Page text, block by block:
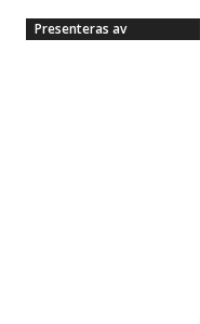
Presenteras av